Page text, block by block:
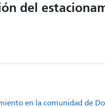
del
en la comunidad de